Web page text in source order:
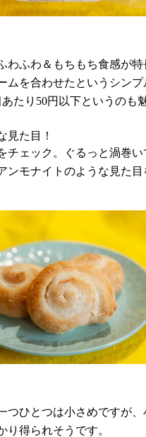
わふわ＆もちもち食感が特
ムを合わせたというシン
たり 50円以下というのも
見た目！
チェック。ぐるっと渦巻い
ンモナイトのような見た目
つひとつは小さめですが
り得られそうです。